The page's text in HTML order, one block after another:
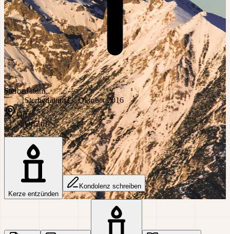
Sterbedatum
Sterbedatum23. Oktober 2016
Ort
OrtZirl
Kerze entzünden
Kondolenz schreiben